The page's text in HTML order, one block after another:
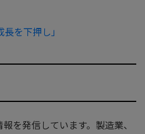
を下押し」
を発信しています。製造業、